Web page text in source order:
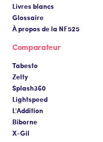
Livres blancs
Glossaire
À propos de la NF525
Comparateur
Tabesto
Zelty
Splash360
Lightspeed
L'Addition
Biborne
X-Gil